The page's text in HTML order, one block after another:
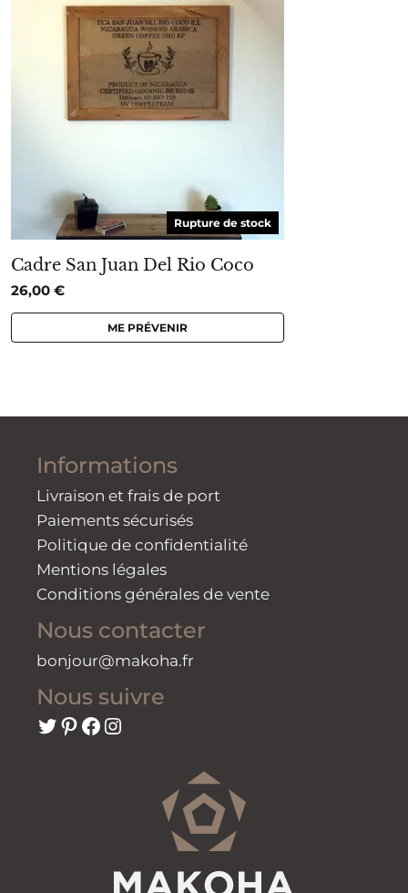
Rupture de stock
Cadre San Juan Del Rio Coco
26,00 €
ME PRÉVENIR
Informations
Livraison et frais de port
Paiements sécurisés
Politique de confidentialité
Mentions légales
Conditions générales de vente
Nous contacter
bonjour@makoha.fr
Nous suivre
Twitter
Pinterest
Facebook
Instagram